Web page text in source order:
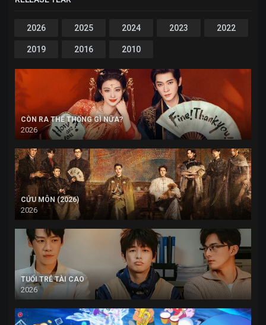
2026 2025 2024 2023 2022
2019 2016 2010
CÒN RA THỂ THỐNG GÌ NỮA?
2026
CỬU MÔN (2026)
2026
TUỔI TRẺ TÀI CAO
2026